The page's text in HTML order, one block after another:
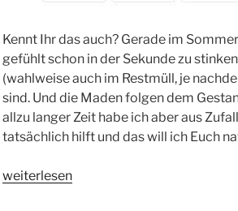
Kennt Ihr das auch? Gerade im
gefühlt schon in der Sekunde zu
(wahlweise auch im Restmüll, je
sind. Und die Maden folgen dem
allzu langer Zeit habe ich aber aus
tatsächlich hilft und das will ich Euch
„Katzenfutterreste
weiterlesen